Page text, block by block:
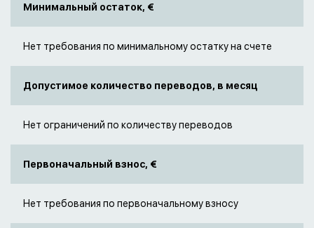
Минимальный остаток, €
Нет требования по минимальному остатку на счете
Допустимое количество переводов, в месяц
Нет ограничений по количеству переводов
Первоначальный взнос, €
Нет требования по первоначальному взносу